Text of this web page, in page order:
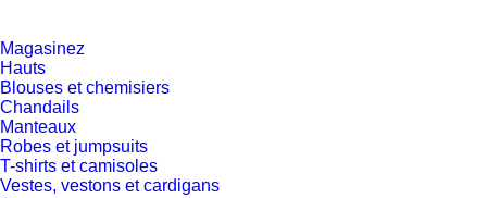
Magasinez
Hauts
Blouses et chemisiers
Chandails
Manteaux
Robes et jumpsuits
T-shirts et camisoles
Vestes, vestons et cardigans